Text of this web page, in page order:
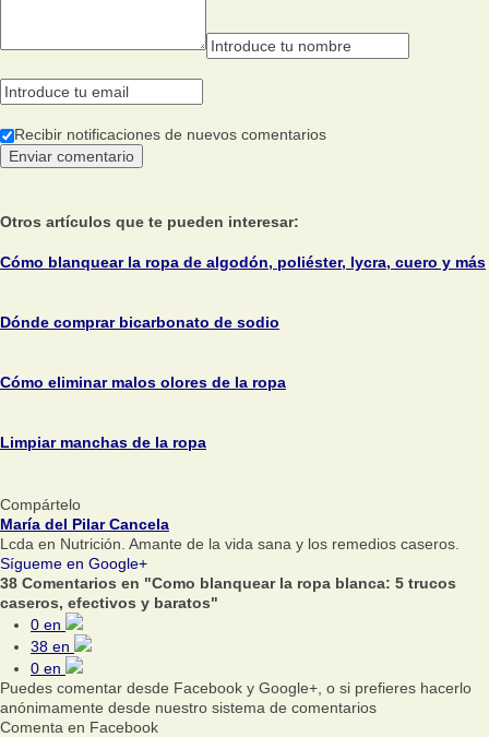
Recibir notificaciones de nuevos comentarios
Otros artículos que te pueden interesar:
Cómo blanquear la ropa de algodón, poliéster, lycra, cuero y más
Dónde comprar bicarbonato de sodio
Cómo eliminar malos olores de la ropa
Limpiar manchas de la ropa
Compártelo
María del Pilar Cancela
Lcda en Nutrición. Amante de la vida sana y los remedios caseros.
Sígueme en Google+
38 Comentarios en "Como blanquear la ropa blanca: 5 trucos
caseros, efectivos y baratos"
0 en
38 en
0 en
Puedes comentar desde Facebook y Google+, o si prefieres hacerlo
anónimamente desde nuestro sistema de comentarios
Comenta en Facebook